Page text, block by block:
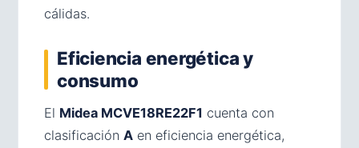
cálidas.
Eficiencia energética y
consumo
El Midea MCVE18RE22F1 cuenta con
clasificación A en eficiencia energética,